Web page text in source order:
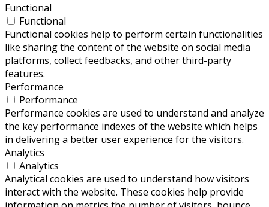
Functional
Functional
Functional cookies help to perform certain functionalities
like sharing the content of the website on social media
platforms, collect feedbacks, and other third-party
features.
Performance
Performance
Performance cookies are used to understand and analyze
the key performance indexes of the website which helps
in delivering a better user experience for the visitors.
Analytics
Analytics
Analytical cookies are used to understand how visitors
interact with the website. These cookies help provide